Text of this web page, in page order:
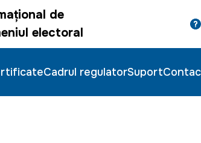
de
electoral
Cadrul regulatorSuport